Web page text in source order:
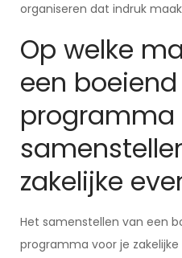
organiseren dat indruk
Op welke
een
programma
zakelijke
Het samenstellen van een
programma voor je